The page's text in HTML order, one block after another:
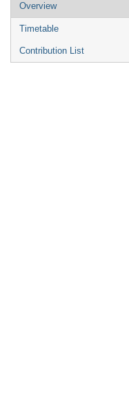
Overview
Timetable
Contribution List